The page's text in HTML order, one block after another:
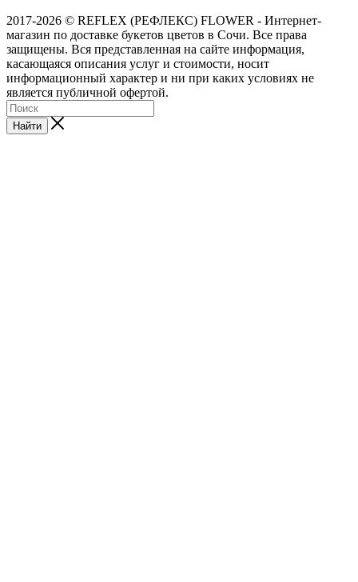
2017-2026 © REFLEX (РЕФЛЕКС) FLOWER - Интернет-
магазин по доставке букетов цветов в Сочи. Все права
защищены. Вся представленная на сайте информация,
касающаяся описания услуг и стоимости, носит
информационный характер и ни при каких условиях не
является публичной офертой.
Найти